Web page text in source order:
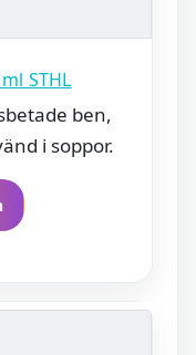
STHL
ben,
i soppor.